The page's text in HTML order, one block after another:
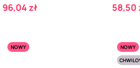
Cena
96,04 zł Cena
58,50
NOWY
NOWY